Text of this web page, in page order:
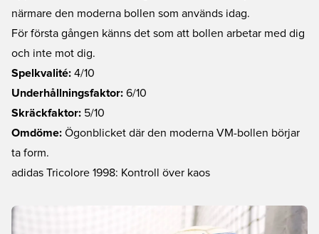
närmare den moderna bollen som används idag.
För första gången känns det som att bollen arbetar med dig
och inte mot dig.
Spelkvalité: 4/10
Underhållningsfaktor: 6/10
Skräckfaktor: 5/10
Omdöme: Ögonblicket där den moderna VM-bollen börjar
ta form.
adidas Tricolore 1998: Kontroll över kaos